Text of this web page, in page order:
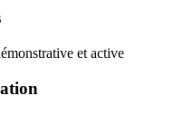
et active